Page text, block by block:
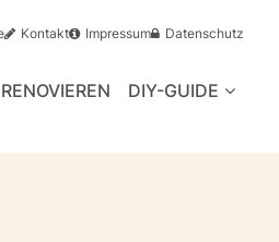
Kontakt Impressum Datenschutz
RENOVIEREN DIY-GUIDE